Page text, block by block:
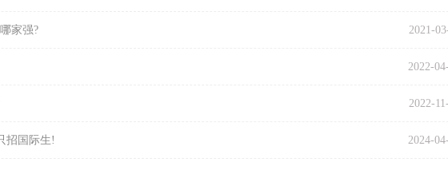
家强? 2021-
2022-
2022-
招国际生! 2024-